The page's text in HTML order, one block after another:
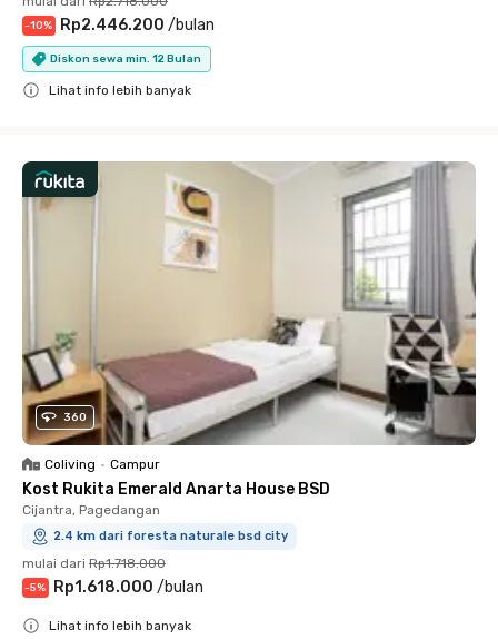
-10% Rp2.446.200 /bulan
Diskon sewa min. 12 Bulan
Lihat info lebih banyak
360
Coliving • Campur
Kost Rukita Emerald Anarta House BSD
Cijantra, Pagedangan
2.4 km dari foresta naturale bsd city
mulai dari Rp1.718.000
-5% Rp1.618.000 /bulan
Lihat info lebih banyak